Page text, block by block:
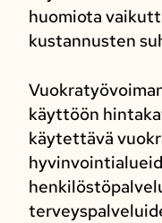
huomiota
kustannusten
käyttöön
käytettävä